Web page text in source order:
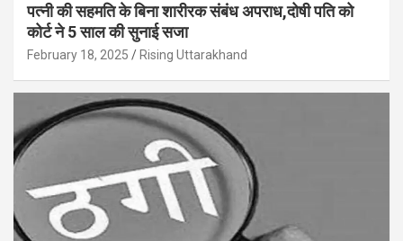
पत्नी की सहमति के बिना शारीरक संबंध अपराध,दोषी पति को
कोर्ट ने 5 साल की सुनाई सजा
February 18, 2025 Rising Uttarakhand